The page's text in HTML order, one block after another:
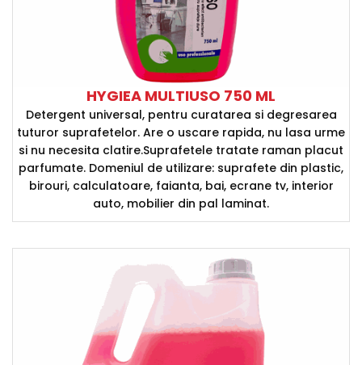
HYGIEA MULTIUSO 750 ML
Detergent universal, pentru curatarea si degresarea
tuturor suprafetelor. Are o uscare rapida, nu lasa urme
si nu necesita clatire.Suprafetele tratate raman placut
parfumate. Domeniul de utilizare: suprafete din plastic,
birouri, calculatoare, faianta, bai, ecrane tv, interior
auto, mobilier din pal laminat.